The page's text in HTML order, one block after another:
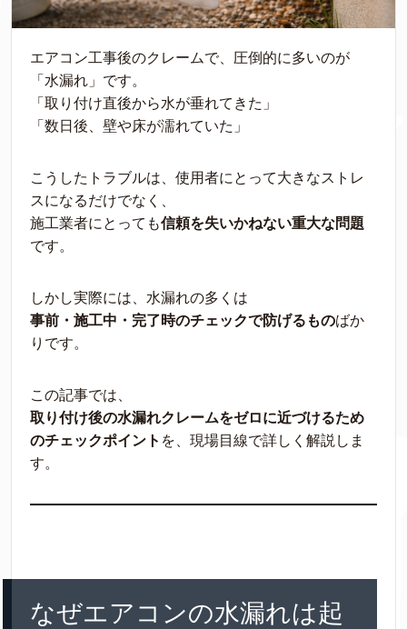
エアコン工事後のクレームで、圧倒的に多いのが
「水漏れ」です。
「取り付け直後から水が垂れてきた」
「数日後、壁や床が濡れていた」
こうしたトラブルは、使用者にとって大きなストレ
スになるだけでなく、
施工業者にとっても信頼を失いかねない重大な問題
です。
しかし実際には、水漏れの多くは
事前・施工中・完了時のチェックで防げるものばか
りです。
この記事では、
取り付け後の水漏れクレームをゼロに近づけるため
のチェックポイント を、現場目線で詳しく解説しま
す。
なぜエアコンの水漏れは起